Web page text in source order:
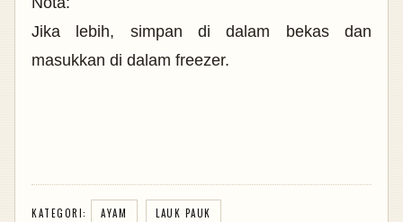
Jika lebih, simpan di dalam bekas dan
masukkan di dalam freezer.
KATEGORI: AYAM LAUK PAUK